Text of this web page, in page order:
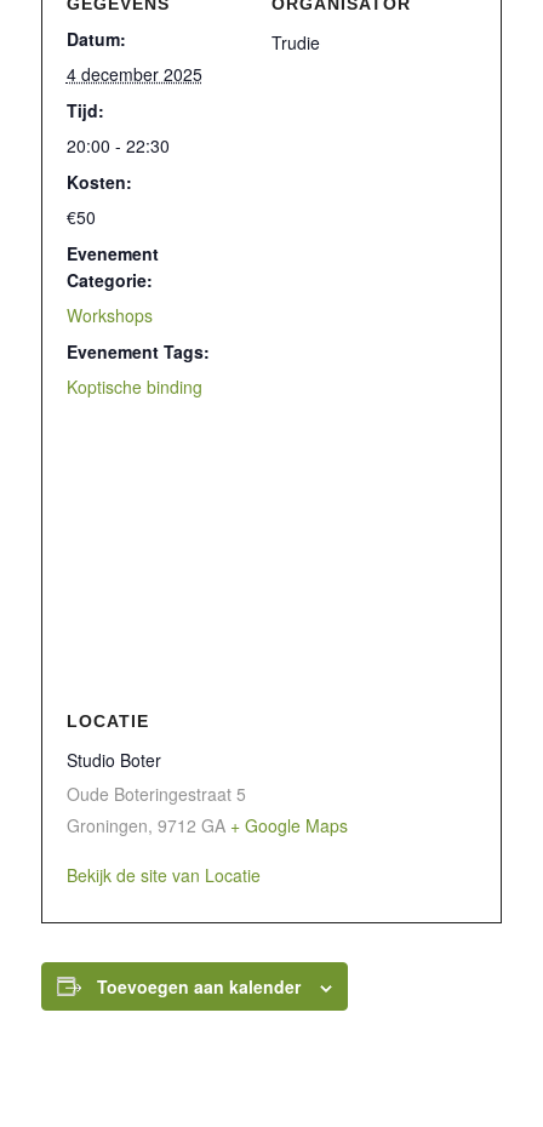
Datum:
4 december 2025
Tijd:
20:00 - 22:30
Kosten:
€50
Evenement
Categorie:
Workshops
Evenement Tags:
Koptische binding
Trudie
LOCATIE
Studio Boter
Oude Boteringestraat 5
Groningen, 9712 GA + Google Maps
Bekijk de site van Locatie
Toevoegen aan kalender